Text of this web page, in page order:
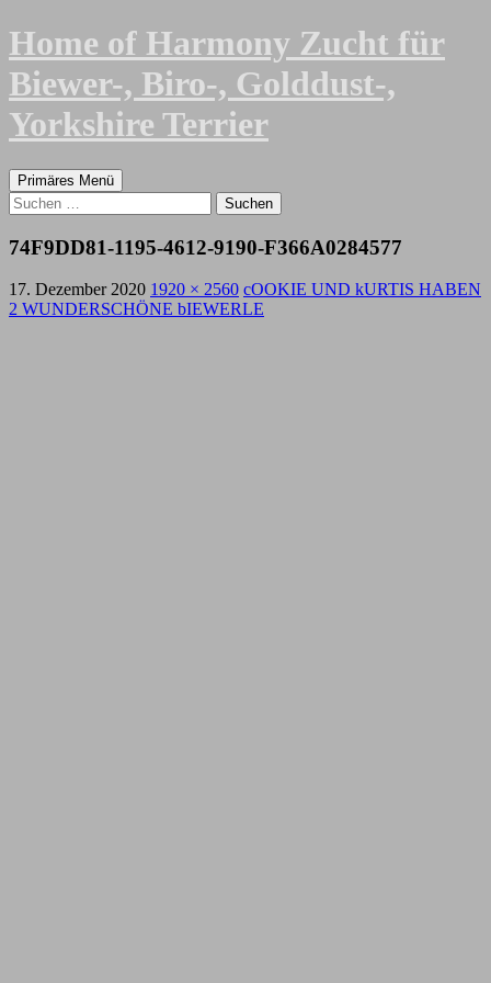
Zum
Inhalt
springen
Home of Harmony Zucht für
Biewer-, Biro-, Golddust-,
Yorkshire Terrier
Suchen
Primäres Menü
Suchen
nach:
74F9DD81-1195-4612-9190-F366A0284577
17. Dezember 2020 1920 × 2560 cOOKIE UND kURTIS HABEN
2 WUNDERSCHÖNE bIEWERLE